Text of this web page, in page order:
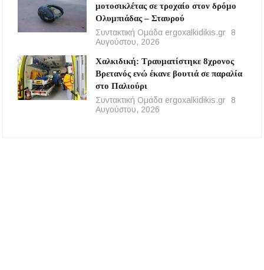
μοτοσικλέτας σε τροχαίο στον δρόμο
Ολυμπιάδας – Σταυρού
Συντακτική Ομάδα ergoxalkidikis.gr
8
Αυγούστου, 2026
Χαλκιδική: Τραυματίστηκε 8χρονος
Βρετανός ενώ έκανε βουτιά σε παραλία
στο Παλιούρι
Συντακτική Ομάδα ergoxalkidikis.gr
8
Αυγούστου, 2026